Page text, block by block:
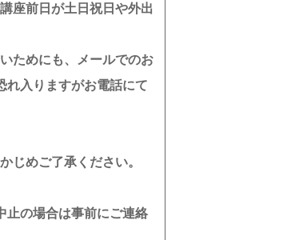
座前日が土日祝日や外出
ためにも、メールでのお
れ入りますがお電話にて
じめご了承ください。
止の場合は事前にご連絡